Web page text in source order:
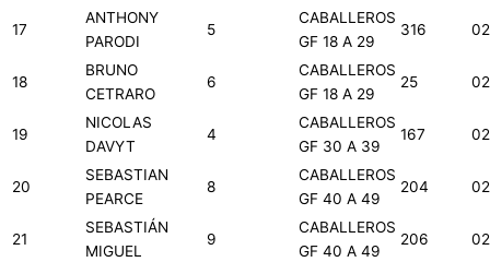
17
ANTHONY
PARODI
5
CABALLEROS
GF 18 A 29
316
18
BRUNO
CETRARO
6
CABALLEROS
GF 18 A 29
25
19
NICOLAS
DAVYT
4
CABALLEROS
GF 30 A 39
167
20
SEBASTIAN
PEARCE
8
CABALLEROS
GF 40 A 49
204
21
SEBASTIÁN
MIGUEL
9
CABALLEROS
GF 40 A 49
206